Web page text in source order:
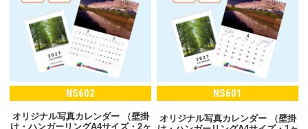
NS602
オリジナル写真カレンダー （壁掛
け・ハンガーリングA4サイズ・2ヶ
NS601
オリジナル写真カレンダー （壁掛